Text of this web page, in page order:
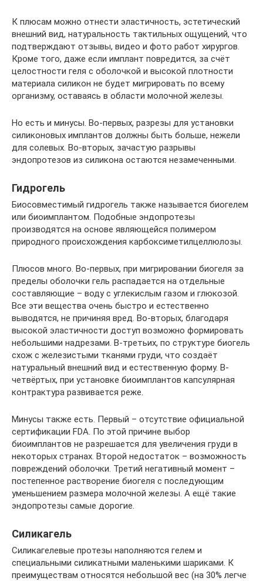
К плюсам можно отнести эластичность, эстетический
внешний вид, натуральность тактильных ощущений, что
подтверждают отзывы, видео и фото работ хирургов.
Кроме того, даже если имплант повредится, за счёт
целостности геля с оболочкой и высокой плотности
материала силикон не будет мигрировать по всему
организму, оставаясь в области молочной железы.
Но есть и минусы. Во-первых, разрезы для установки
силиконовых имплантов должны быть больше, нежели
для солевых. Во-вторых, зачастую разрывы
эндопротезов из силикона остаются незамеченными.
Гидрогель
Биосовместимый гидрогель также называется биогелем
или биоимплантом. Подобные эндопротезы
производятся на основе являющейся полимером
природного происхождения карбоксиметилцеллюлозы.
Плюсов много. Во-первых, при мигрировании биогеля за
пределы оболочки гель распадается на отдельные
составляющие – воду с углекислым газом и глюкозой.
Все эти вещества очень быстро и естественно
выводятся, не причиняя вред. Во-вторых, благодаря
высокой эластичности доступ возможно формировать
небольшими надрезами. В-третьих, по структуре биогель
схож с железистыми тканями груди, что создаёт
натуральный внешний вид и естественную форму. В-
четвёртых, при установке биоимплантов капсулярная
контрактура развивается реже.
Минусы также есть. Первый – отсутствие официальной
сертификации FDA. По этой причине выбор
биоимплантов не разрешается для увеличения груди в
некоторых странах. Второй недостаток – возможность
повреждений оболочки. Третий негативный момент –
постепенное растворение биогеля с последующим
уменьшением размера молочной железы. А ещё такие
эндопротезы самые дорогие.
Силикагель
Силикагелевые протезы наполняются гелем и
специальными силикатными маленькими шариками. К
преимуществам относятся небольшой вес (на 30% легче